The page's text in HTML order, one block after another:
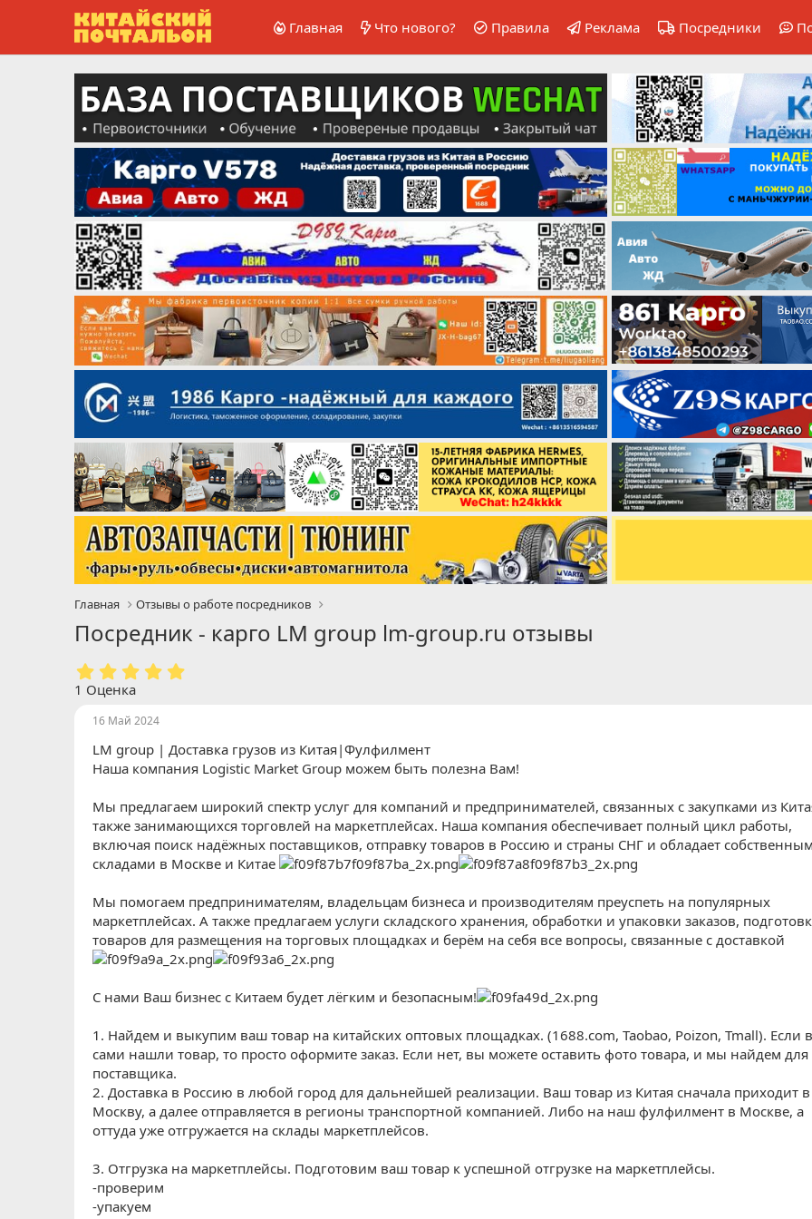
Главная Что нового? Правила Реклама Посредники
Главная Отзывы о работе посредников
Посредник - карго LM group lm-group.ru отзывы
в
ё
д
1 Оценка
16 Май 2024
LM group | Доставка грузов из Китая|Фулфилмент
Наша компания Logistic Market Group можем быть полезна Вам!
Мы предлагаем широкий спектр услуг для компаний и предпринимателей, связанных с закупками из
также занимающихся торговлей на маркетплейсах. Наша компания обеспечивает полный цикл работы,
включая поиск надёжных поставщиков, отправку товаров в Россию и страны СНГ и обладает
складами в Москве и Китае
Мы помогаем предпринимателям, владельцам бизнеса и производителям преуспеть на популярных
маркетплейсах. А также предлагаем услуги складского хранения, обработки и упаковки заказов,
товаров для размещения на торговых площадках и берём на себя все вопросы, связанные с доставкой
С нами Ваш бизнес с Китаем будет лёгким и безопасным!
1. Найдем и выкупим ваш товар на китайских оптовых площадках. (1688.соm, Taobao, Poizon, Tmall). Если
сами нашли товар, то просто оформите заказ. Если нет, вы можете оставить фото товара, и мы найдем для
поставщика.
2. Доставка в Россию в любой город для дальнейшей реализации. Ваш товар из Китая сначала приходит в
Москву, а далее отправляется в регионы транспортной компанией. Либо на наш фулфилмент в Москве, а
оттуда уже отгружается на склады маркетплейсов.
3. Отгрузка на маркетплейсы. Подготовим ваш товар к успешной отгрузке на маркетплейсы.
-проверим
-упакуем